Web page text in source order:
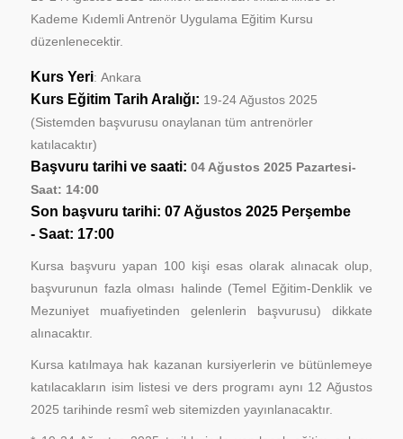
Kademe Kıdemli Antrenör Uygulama Eğitim Kursu
düzenlenecektir.
Kurs Yeri: Ankara
Kurs Eğitim Tarih Aralığı: 19-24 Ağustos 2025
(Sistemden başvurusu onaylanan tüm antrenörler
katılacaktır)
Başvuru tarihi ve saati:04 Ağustos 2025 Pazartesi-
Saat: 14:00
Son başvuru tarihi: 07 Ağustos 2025 Perşembe
- Saat: 17:00
Kursa başvuru yapan 100 kişi esas olarak alınacak olup,
başvurunun fazla olması halinde (Temel Eğitim-Denklik ve
Mezuniyet muafiyetinden gelenlerin başvurusu) dikkate
alınacaktır.
Kursa katılmaya hak kazanan kursiyerlerin ve bütünlemeye
katılacakların isim listesi ve ders programı aynı 12 Ağustos
2025 tarihinde resmî web sitemizden yayınlanacaktır.